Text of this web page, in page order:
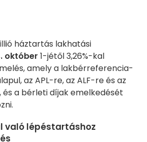
háztartás lakhatási
október 1-jétől 3,26%-kal
amely a lakbérreferencia-
az APL-re, az ALF-re és az
és a bérleti díjak emelkedését
való lépéstartáshoz